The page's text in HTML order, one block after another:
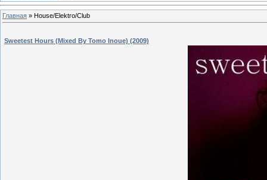
Главная » House/Elektro/Club
Sweetest Hours (Mixed By Tomo Inoue) (2009)